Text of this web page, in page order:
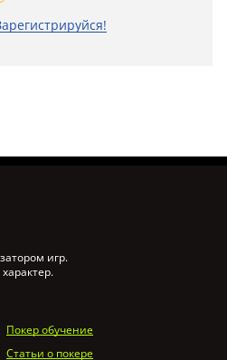
игр.
Покер обучение
Статьи о покере